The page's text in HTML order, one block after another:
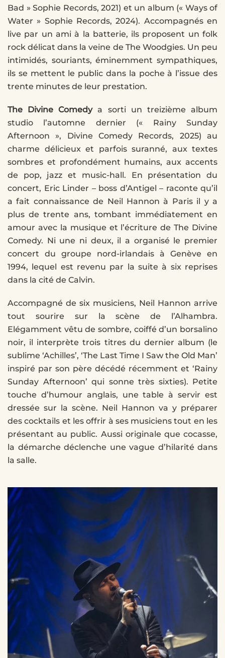
Bad » Sophie Records, 2021) et un album (« Ways of
Water » Sophie Records, 2024). Accompagnés en
live par un ami à la batterie, ils proposent un folk
rock délicat dans la veine de The Woodgies. Un peu
intimidés, souriants, éminemment sympathiques,
ils se mettent le public dans la poche à l’issue des
trente minutes de leur prestation.
The Divine Comedya sorti un treizième album
studio l’automne dernier (« Rainy Sunday
Afternoon », Divine Comedy Records, 2025) au
charme délicieux et parfois suranné, aux textes
sombres et profondément humains, aux accents
de pop, jazz et music-hall. En présentation du
concert, Eric Linder – boss d’Antigel – raconte qu’il
a fait connaissance de Neil Hannon à Paris il y a
plus de trente ans, tombant immédiatement en
amour avec la musique et l’écriture de The Divine
Comedy. Ni une ni deux, il a organisé le premier
concert du groupe nord-irlandais à Genève en
1994, lequel est revenu par la suite à six reprises
dans la cité de Calvin.
Accompagné de six musiciens, Neil Hannon arrive
tout sourire sur la scène de l’Alhambra.
Elégamment vêtu de sombre, coiffé d’un borsalino
noir, il interprète trois titres du dernier album (le
sublime ‘Achilles’, ‘The Last Time I Saw the Old Man’
inspiré par son père décédé récemment et ‘Rainy
Sunday Afternoon’ qui sonne très sixties). Petite
touche d’humour anglais, une table à servir est
dressée sur la scène. Neil Hannon va y préparer
des cocktails et les offrir à ses musiciens tout en les
présentant au public. Aussi originale que cocasse,
la démarche déclenche une vague d’hilarité dans
la salle.